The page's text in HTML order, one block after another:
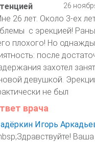
26
26 лет. Около 3-ех
с эрекцией!
плохого! Но
после
захотел
девушкой.
не был
врача
Игорь